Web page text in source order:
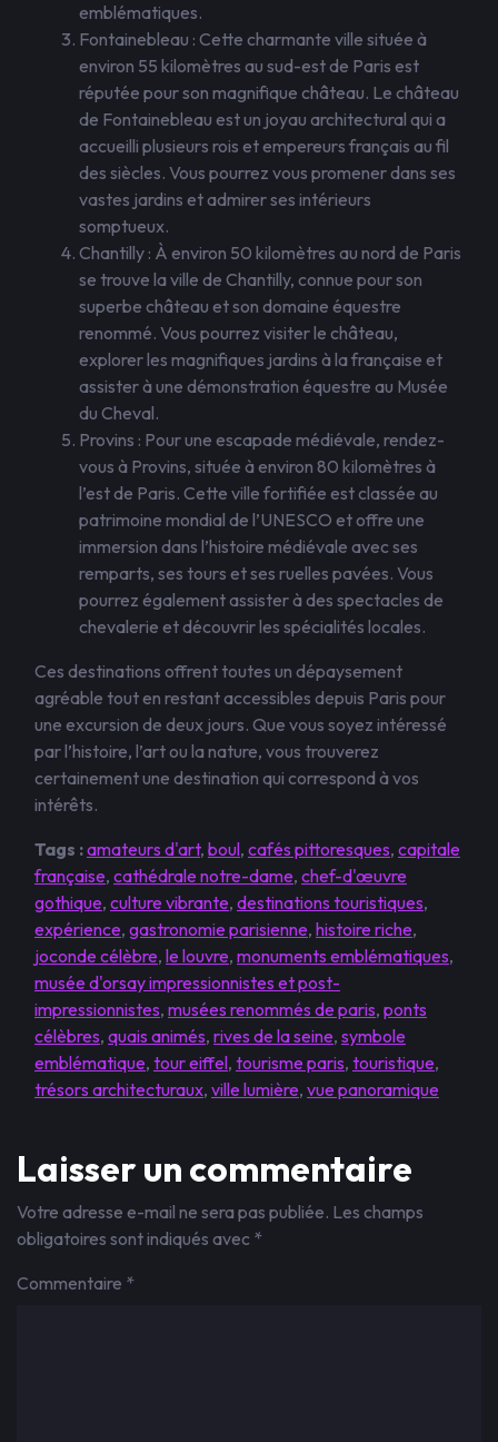
emblématiques.
Fontainebleau : Cette charmante ville située à
environ 55 kilomètres au sud-est de Paris est
réputée pour son magnifique château. Le château
de Fontainebleau est un joyau architectural qui a
accueilli plusieurs rois et empereurs français au fil
des siècles. Vous pourrez vous promener dans ses
vastes jardins et admirer ses intérieurs
somptueux.
Chantilly : À environ 50 kilomètres au nord de Paris
se trouve la ville de Chantilly, connue pour son
superbe château et son domaine équestre
renommé. Vous pourrez visiter le château,
explorer les magnifiques jardins à la française et
assister à une démonstration équestre au Musée
du Cheval.
Provins : Pour une escapade médiévale, rendez-
vous à Provins, située à environ 80 kilomètres à
l’est de Paris. Cette ville fortifiée est classée au
patrimoine mondial de l’UNESCO et offre une
immersion dans l’histoire médiévale avec ses
remparts, ses tours et ses ruelles pavées. Vous
pourrez également assister à des spectacles de
chevalerie et découvrir les spécialités locales.
Ces destinations offrent toutes un dépaysement
agréable tout en restant accessibles depuis Paris pour
une excursion de deux jours. Que vous soyez intéressé
par l’histoire, l’art ou la nature, vous trouverez
certainement une destination qui correspond à vos
intérêts.
Tags :amateurs d'art, boul, cafés pittoresques, capitale
française, cathédrale notre-dame, chef-d'œuvre
gothique, culture vibrante, destinations touristiques,
expérience, gastronomie parisienne, histoire riche,
joconde célèbre, le louvre, monuments emblématiques,
musée d'orsay impressionnistes et post-
impressionnistes, musées renommés de paris, ponts
célèbres, quais animés, rives de la seine, symbole
emblématique, tour eiffel, tourisme paris, touristique,
trésors architecturaux, ville lumière, vue panoramique
Laisser un commentaire
Votre adresse e-mail ne sera pas publiée. Les champs
obligatoires sont indiqués avec *
Commentaire *